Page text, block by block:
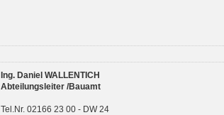
Ing. Daniel WALLENTICH
Abteilungsleiter /Bauamt
Tel.Nr. 02166 23 00 - DW 24